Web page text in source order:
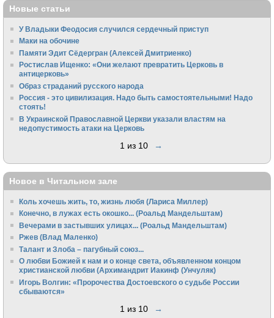
Новые статьи
У Владыки Феодосия случился сердечный приступ
Маки на обочине
Памяти Эдит Сёдергран (Алексей Дмитриенко)
Ростислав Ищенко: «Они желают превратить Церковь в
антицерковь»
Образ страданий русского народа
Россия - это цивилизация. Надо быть самостоятельными! Надо
стоять!
В Украинской Православной Церкви указали властям на
недопустимость атаки на Церковь
1 из 10 →
Новое в Читальном зале
Коль хочешь жить, то, жизнь любя (Лариса Миллер)
Конечно, в лужах есть окошко... (Роальд Мандельштам)
Вечерами в застывших улицах... (Роальд Мандельштам)
Ржев (Влад Маленко)
Талант и Злоба – пагубный союз...
О любви Божией к нам и о конце света, объявленном концом
христианской любви (Архимандрит Иакинф (Унчуляк)
Игорь Волгин: «Пророчества Достоевского о судьбе России
сбываются»
1 из 10 →